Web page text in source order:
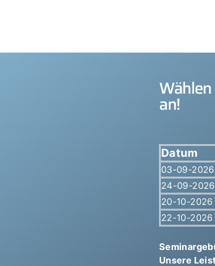
an!
Datum
03-09-2026
24-09-2026
20-10-2026
22-10-2026
Unsere